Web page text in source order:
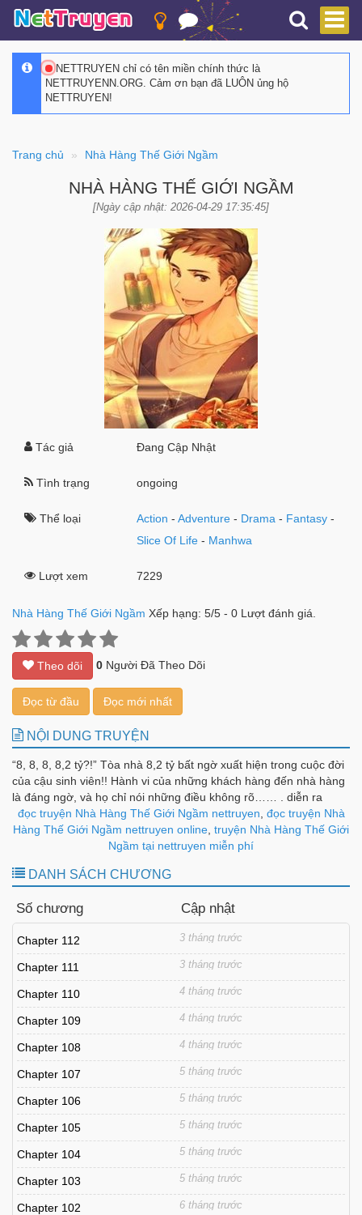
NETTRUYEN chỉ có tên miền chính thức là
NETTRUYENN.ORG. Cảm ơn bạn đã LUÔN ủng hộ
NETTRUYEN!
Trang chủ Nhà Hàng Thế Giới Ngầm
NHÀ HÀNG THẾ GIỚI NGẦM
[Ngày cập nhật: 2026-04-29 17:35:45]
Tác giả Đang Cập Nhật
Tình trạng ongoing
Thể loại Action -Adventure - Drama - Fantasy -
Slice Of Life - Manhwa
Lượt xem 7229
Nhà Hàng Thế Giới Ngầm Xếp hạng: 5/5 - 0 Lượt đánh giá.
Theo dõi 0 Người Đã Theo Dõi
Đọc từ đầu Đọc mới nhất
NỘI DUNG TRUYỆN
“8, 8, 8, 8,2 tỷ?!” Tòa nhà 8,2 tỷ bất ngờ xuất hiện trong cuộc đời
của cậu sinh viên!! Hành vi của những khách hàng đến nhà hàng
là đáng ngờ, và họ chỉ nói những điều không rõ…… . diễn ra
ngay trung tâm Seoul Một câu chuyện cảm động lạnh sống lưng.
Mỗi đêm từ mười một giờ đến một giờ. Nhà hàng Jeoseung hiện
đang mở cửa! Nhà hàng thế giới ngầm đã mở cửa!
đọc truyện Nhà Hàng Thế Giới Ngầm nettruyen đọc truyện Nhà
Hàng Thế Giới Ngầm nettruyen online truyện Nhà Hàng Thế Giới
Ngầm tại nettruyen miễn phí
DANH SÁCH CHƯƠNG
Số chương Cập nhật
Chapter 112 3 tháng trước
Chapter 111 3 tháng trước
Chapter 110 4 tháng trước
Chapter 109 4 tháng trước
Chapter 108 4 tháng trước
Chapter 107 5 tháng trước
Chapter 106 5 tháng trước
Chapter 105 5 tháng trước
Chapter 104 5 tháng trước
Chapter 103 5 tháng trước
Chapter 102 6 tháng trước